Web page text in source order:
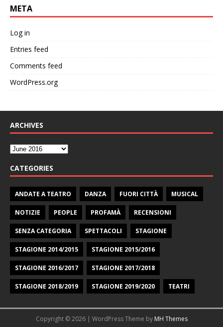
META
Log in
Entries feed
Comments feed
WordPress.org
ARCHIVES
CATEGORIES
ANDATE A TEATRO DANZA FUORI CITTÀ MUSICAL
NOTIZIE PEOPLE PROFAMÀ RECENSIONI
SENZA CATEGORIA SPETTACOLI STAGIONE
STAGIONE 2014/2015 STAGIONE 2015/2016
STAGIONE 2016/2017 STAGIONE 2017/2018
STAGIONE 2018/2019 STAGIONE 2019/2020 TEATRI
Copyright © 2026 | WordPress Theme by MH Themes